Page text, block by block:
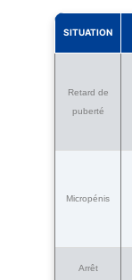
SITUATION
Retard de
puberté
Micropénis
Arrêt